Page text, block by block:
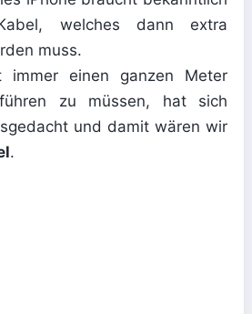
welches dann extra
muss.
immer einen ganzen Meter
zu müssen, hat sich
und damit wären wir
.